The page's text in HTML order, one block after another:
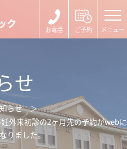
せ
らせ
外来初診の2ヶ月先の予約がwebに
りました。